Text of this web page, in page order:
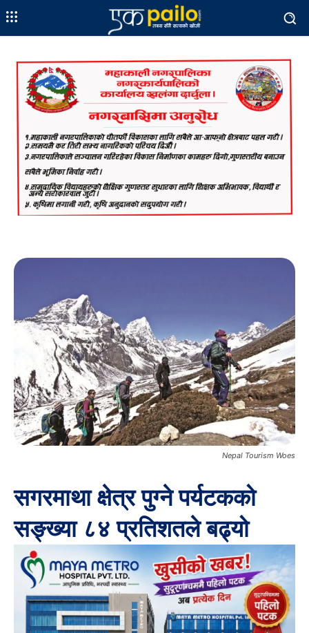
Nepal Tourism Woes
सगरमाथा क्षेत्र पुग्ने पर्यटकको
सङ्ख्या ८४ प्रतिशतले बढ्यो